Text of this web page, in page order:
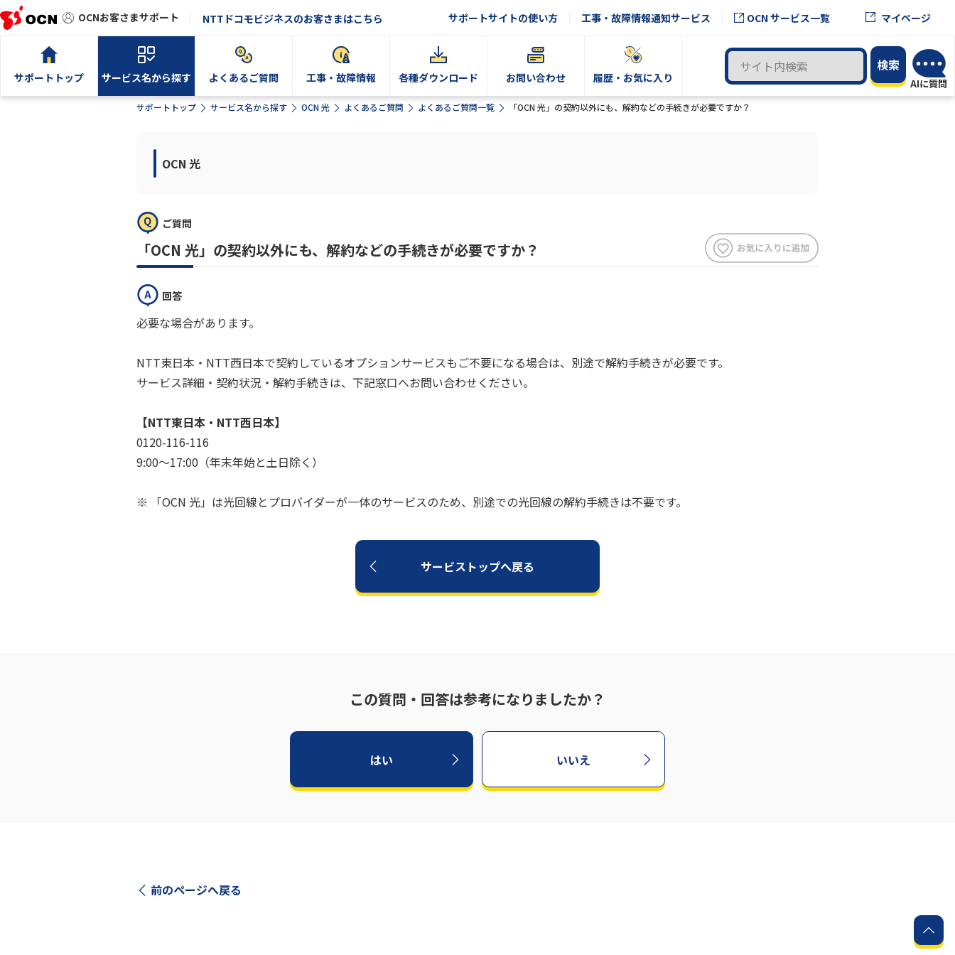
OCNお客さまサポート NTTドコモビジネスのお客さまはこちら サポートサイトの使い方 工事・故障情報通知サービス OCN サービス一覧 マイページ
サポートトップ サービス名から探す よくあるご質問 工事・故障情報 各種ダウンロード お問い合わせ 履歴・お気に入り
サポートトップ サービス名から探す OCN 光 よくあるご質問 よくあるご質問一覧 「OCN 光」の契約以外にも、解約などの手続きが必要ですか？
OCN 光
ご質問
「OCN 光」の契約以外にも、解約などの手続きが必要ですか？
回答
必要な場合があります。
NTT東日本・NTT西日本で契約しているオプションサービスもご不要になる場合は、別途で解約手続きが必要です。
サービス詳細・契約状況・解約手続きは、下記窓口へお問い合わせください。
【NTT東日本・NTT西日本】
0120-116-116
9:00～17:00（年末年始と土日除く）
※ 「OCN 光」は光回線とプロバイダーが一体のサービスのため、別途での光回線の解約手続きは不要です。
サービストップへ戻る
この質問・回答は参考になりましたか？
はい いいえ
前のページへ戻る